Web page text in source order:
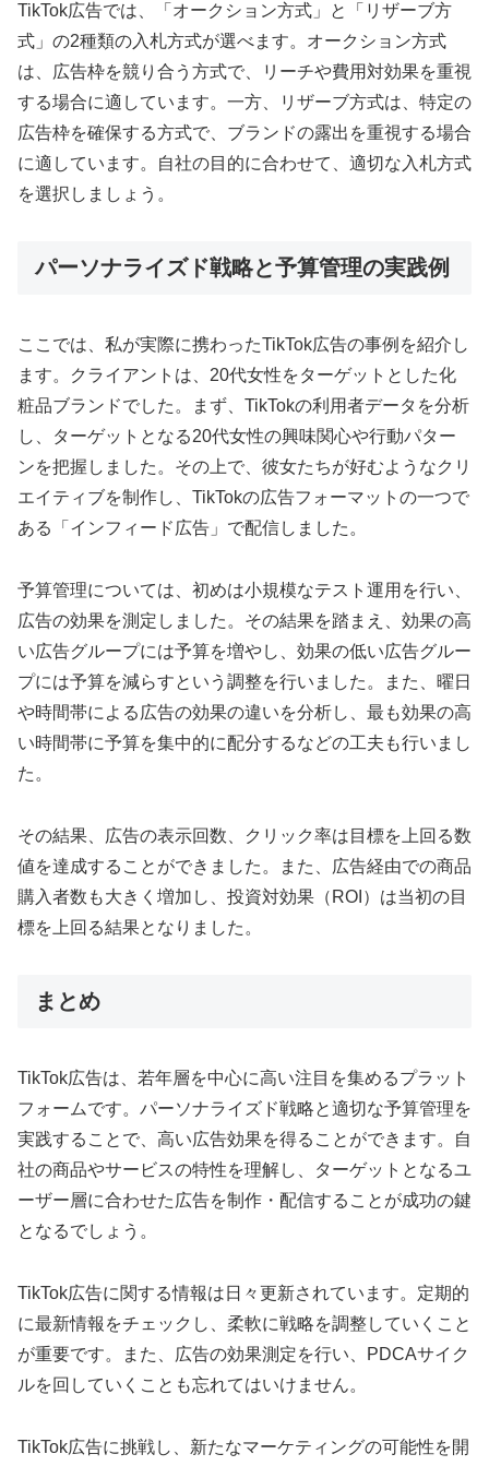
TikTok広告では、「オークション方式」と「リザーブ方
式」の2種類の入札方式が選べます。オークション方式
は、広告枠を競り合う方式で、リーチや費用対効果を重視
する場合に適しています。一方、リザーブ方式は、特定の
広告枠を確保する方式で、ブランドの露出を重視する場合
に適しています。自社の目的に合わせて、適切な入札方式
を選択しましょう。
パーソナライズド戦略と予算管理の実践例
ここでは、私が実際に携わったTikTok広告の事例を紹介し
ます。クライアントは、20代女性をターゲットとした化
粧品ブランドでした。まず、TikTokの利用者データを分析
し、ターゲットとなる20代女性の興味関心や行動パター
ンを把握しました。その上で、彼女たちが好むようなクリ
エイティブを制作し、TikTokの広告フォーマットの一つで
ある「インフィード広告」で配信しました。
予算管理については、初めは小規模なテスト運用を行い、
広告の効果を測定しました。その結果を踏まえ、効果の高
い広告グループには予算を増やし、効果の低い広告グルー
プには予算を減らすという調整を行いました。また、曜日
や時間帯による広告の効果の違いを分析し、最も効果の高
い時間帯に予算を集中的に配分するなどの工夫も行いまし
た。
その結果、広告の表示回数、クリック率は目標を上回る数
値を達成することができました。また、広告経由での商品
購入者数も大きく増加し、投資対効果（ROI）は当初の目
標を上回る結果となりました。
まとめ
TikTok広告は、若年層を中心に高い注目を集めるプラット
フォームです。パーソナライズド戦略と適切な予算管理を
実践することで、高い広告効果を得ることができます。自
社の商品やサービスの特性を理解し、ターゲットとなるユ
ーザー層に合わせた広告を制作・配信することが成功の鍵
となるでしょう。
TikTok広告に関する情報は日々更新されています。定期的
に最新情報をチェックし、柔軟に戦略を調整していくこと
が重要です。また、広告の効果測定を行い、PDCAサイク
ルを回していくことも忘れてはいけません。
TikTok広告に挑戦し、新たなマーケティングの可能性を開